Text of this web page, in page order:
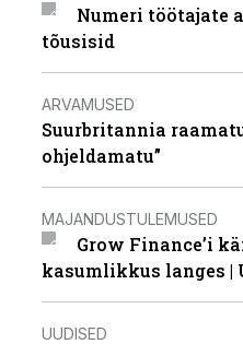
Numeri töötajate
tõusisid
ARVAMUSED
Suurbritannia
ohjeldamatu”
MAJANDUSTULEMUSED
Grow Finance’i
kasumlikkus langes |
UUDISED